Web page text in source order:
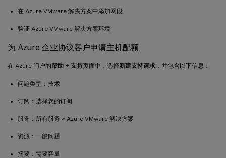
在 Azure VMware 解决方案中添加网段
验证 Azure VMware 解决方案环境
为 Azure 企业协议客户申请主机配额
在 Azure 门户的帮助 + 支持页面中，选择新建支持请求 ，并包含以下信息：
问题类型：技术
订阅：选择您的订阅
服务：所有服务 > Azure VMware 解决方案
资源：一般问题
摘要：需要容量